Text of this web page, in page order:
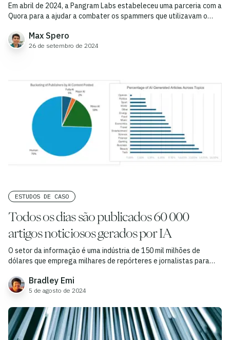
Em abril de 2024, a Pangram Labs estabeleceu uma parceria com a
Quora para a ajudar a combater os spammers que utilizavam o
geradas por IA.
Max Spero
26 de setembro de 2024
ESTUDOS DE CASO
Todos os dias são publicados 60 000
artigos noticiosos gerados por IA
O setor da informação é uma indústria de 150 mil milhões de
dólares que emprega milhares de repórteres e jornalistas para
de visualizações.
Bradley Emi
5 de agosto de 2024